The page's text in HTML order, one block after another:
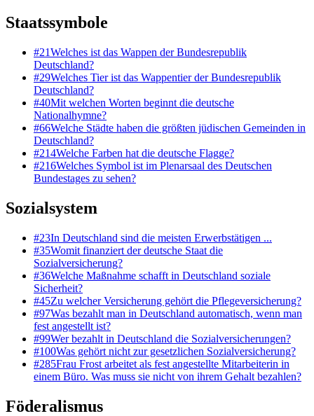
Staatssymbole
#21Welches ist das Wappen der Bundesrepublik
Deutschland?
#29Welches Tier ist das Wappentier der Bundesrepublik
Deutschland?
#40Mit welchen Worten beginnt die deutsche
Nationalhymne?
#66Welche Städte haben die größten jüdischen Gemeinden in
Deutschland?
#214Welche Farben hat die deutsche Flagge?
#216Welches Symbol ist im Plenarsaal des Deutschen
Bundestages zu sehen?
Sozialsystem
#23In Deutschland sind die meisten Erwerbstätigen ...
#35Womit finanziert der deutsche Staat die
Sozialversicherung?
#36Welche Maßnahme schafft in Deutschland soziale
Sicherheit?
#45Zu welcher Versicherung gehört die Pflegeversicherung?
#97Was bezahlt man in Deutschland automatisch, wenn man
fest angestellt ist?
#99Wer bezahlt in Deutschland die Sozialversicherungen?
#100Was gehört nicht zur gesetzlichen Sozialversicherung?
#285Frau Frost arbeitet als fest angestellte Mitarbeiterin in
einem Büro. Was muss sie nicht von ihrem Gehalt bezahlen?
Föderalismus